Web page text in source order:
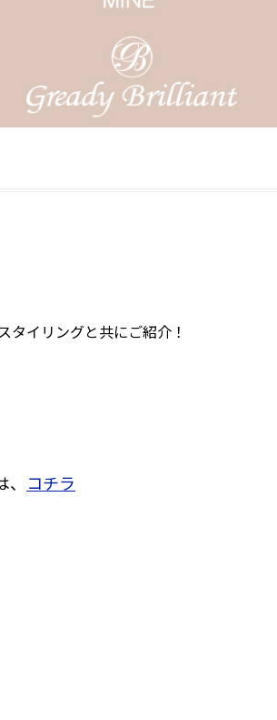
タイリングと共にご紹介！
、 コチラ